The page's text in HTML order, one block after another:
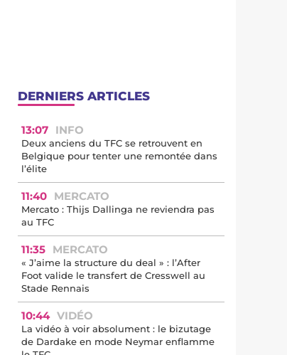
DERNIERS ARTICLES
13:07 INFO
Deux anciens du TFC se retrouvent en
Belgique pour tenter une remontée dans
l’élite
11:40 MERCATO
Mercato : Thijs Dallinga ne reviendra pas
au TFC
11:35 MERCATO
« J’aime la structure du deal » : l’After
Foot valide le transfert de Cresswell au
Stade Rennais
10:44 VIDÉO
La vidéo à voir absolument : le bizutage
de Dardake en mode Neymar enflamme